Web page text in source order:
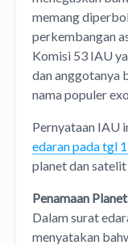
memang
perkembangan
Komisi 53 IAU
dan anggotanya
nama populer
Pernyataan IAU
edaran pada tgl
planet dan
Penamaan
Dalam surat
menyatakan